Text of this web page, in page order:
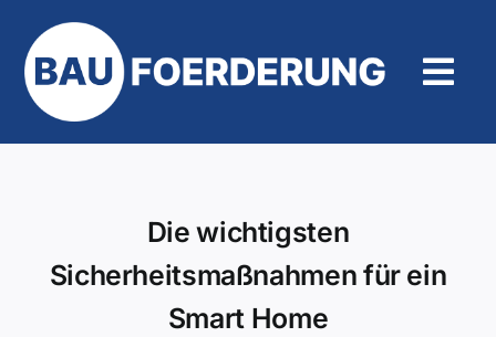
Inhalt
springen
Die wichtigsten
Sicherheitsmaßnahmen für ein
Smart Home